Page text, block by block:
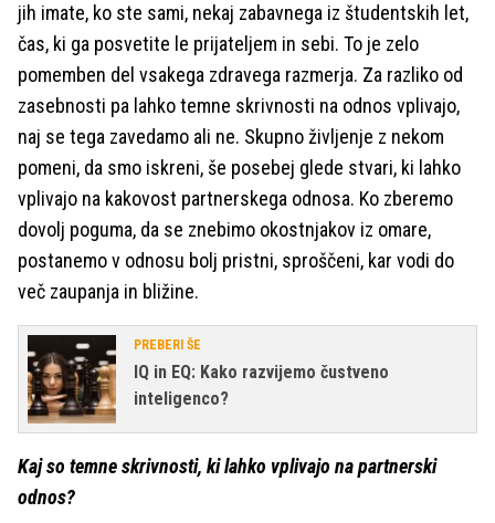
jih imate, ko ste sami, nekaj zabavnega iz študentskih let,
čas, ki ga posvetite le prijateljem in sebi. To je zelo
pomemben del vsakega zdravega razmerja. Za razliko od
zasebnosti pa lahko temne skrivnosti na odnos vplivajo,
naj se tega zavedamo ali ne. Skupno življenje z nekom
pomeni, da smo iskreni, še posebej glede stvari, ki lahko
vplivajo na kakovost partnerskega odnosa. Ko zberemo
dovolj poguma, da se znebimo okostnjakov iz omare,
postanemo v odnosu bolj pristni, sproščeni, kar vodi do
več zaupanja in bližine.
PREBERI ŠE
IQ in EQ: Kako razvijemo čustveno
inteligenco?
Kaj so temne skrivnosti, ki lahko vplivajo na partnerski
odnos?